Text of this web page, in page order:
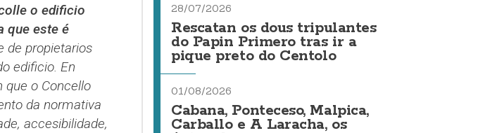
o edificio
que este é
de propietarios
edificio. En
que o Concello
da normativa
accesibilidade,
28/07/2026
Rescatan os dous tripulantes
do Papin Primero tras ir a
pique preto do Centolo
01/08/2026
Cabana, Ponteceso, Malpica,
Carballo e A Laracha, os